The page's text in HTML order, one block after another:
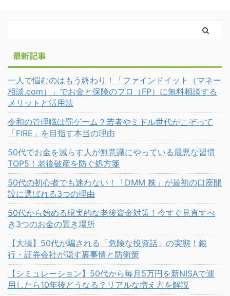
最新記事
一人で悩むのはもう終わり！「ファインドイット（マネー
相談.com）」でお金と保険のプロ（FP）に無料相談する
メリットと活用法
令和の管理職は罰ゲーム？若者やミドル世代がこぞって
「FIRE」を目指す本当の理由
50代でお金を減らす人が無意識にやっている最悪な習慣
TOP5！老後破産を防ぐ処方箋
50代の初心者でも迷わない！「DMM 株」が最初の口座開
設に選ばれる3つの理由
50代から始める現実的な老後資金対策！今すぐ見直すべ
き3つのお金の置き場所
【大損】50代が騙される「危険な投資話」の実態！銀
行・証券会社が隠す裏事情と防衛策
【シミュレーション】50代から毎月5万円を新NISAで運
用したら10年後どうなる？リアルな増え方を解説